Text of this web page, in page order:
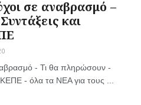
σε αναβρασμό –
και
- Τι θα πληρώσουν -
- όλα τα ΝΕΑ για τους ...